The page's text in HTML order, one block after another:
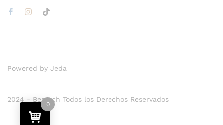
2024 - Bestech Todos los Derechos Reservados
Powered by Jeda
0